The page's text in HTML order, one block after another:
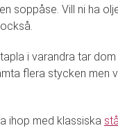
soppåse. Vill ni ha
i varandra tar dom
flera stycken men
ihop med klassiska